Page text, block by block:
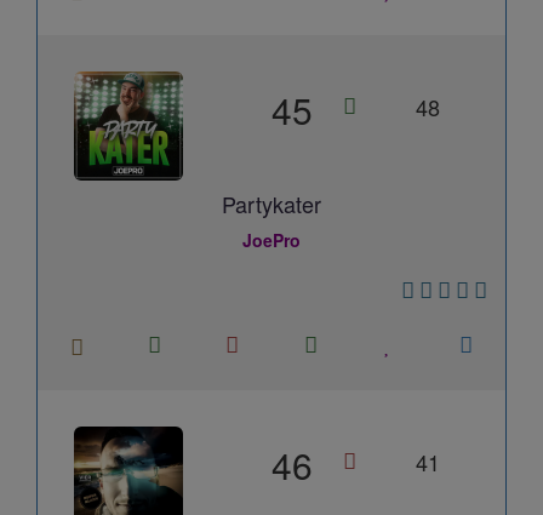
45 48
Partykater
JoePro
46 41